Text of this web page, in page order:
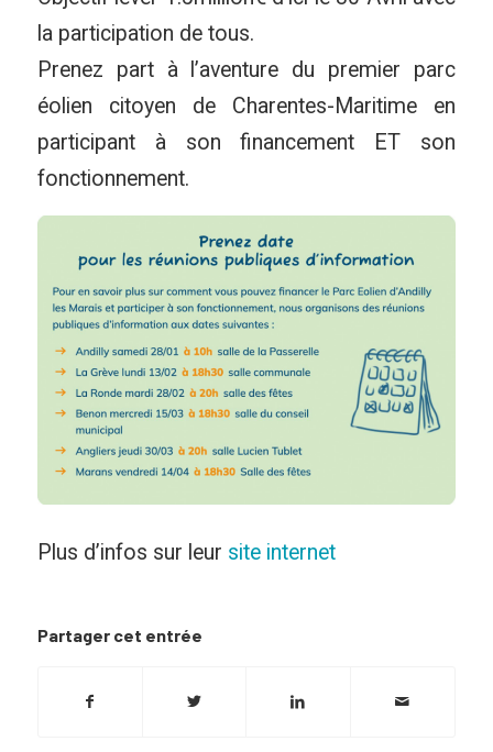
la participation de tous.
Prenez part à l’aventure du premier parc
éolien citoyen de Charentes-Maritime en
participant à son financement ET son
fonctionnement.
Plus d’infos sur leur site internet
Partager cet entrée